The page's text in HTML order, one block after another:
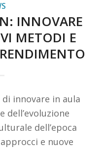
INNOVARE
METODI E
innovare in aula
dell’evoluzione
dell’epoca
e nuove